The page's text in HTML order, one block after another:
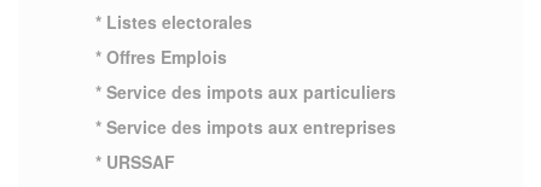
* Listes electorales
* Offres Emplois
* Service des impots aux particuliers
* Service des impots aux entreprises
* URSSAF